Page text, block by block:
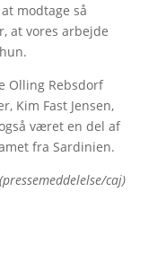
modtage så
at vores arbejde
Olling Rebsdorf
Kim Fast Jensen,
været en del af
fra Sardinien.
(pressemeddelelse/caj)